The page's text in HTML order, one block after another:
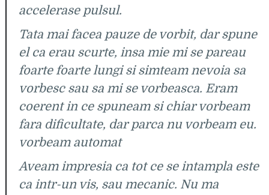
accelerase pulsul.
Tata mai facea pauze de vorbit, dar spune
el ca erau scurte, insa mie mi se pareau
foarte foarte lungi si simteam nevoia sa
vorbesc sau sa mi se vorbeasca. Eram
coerent in ce spuneam si chiar vorbeam
fara dificultate, dar parca nu vorbeam eu.
vorbeam automat
Aveam impresia ca tot ce se intampla este
ca intr-un vis, sau mecanic. Nu ma